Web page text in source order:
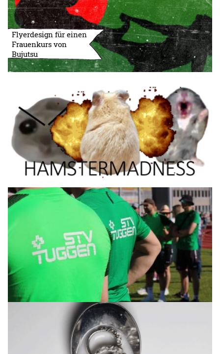
Flyerdesign für einen
Frauenkurs von
Bujutsu